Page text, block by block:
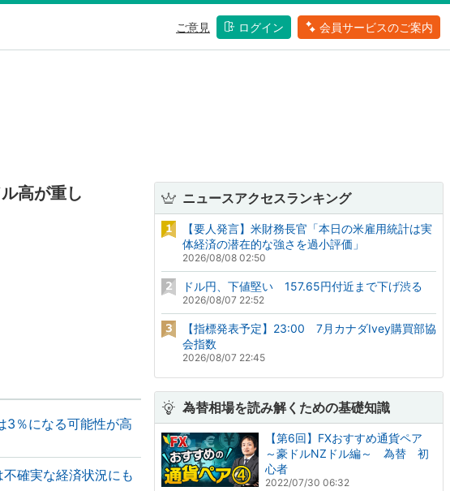
ご意見 ログイン 会員サービスのご案内
高が重し
3％になる可能性が高
確実な経済状況にも
ニュースアクセスランキング
【要人発言】米財務長官「本日の米雇用統計は実
体経済の潜在的な強さを過小評価」
2026/08/08 02:50
ドル円、下値堅い 157.65円付近まで下げ渋る
2026/08/07 22:52
【指標発表予定】23:00 7月カナダIvey購買部協
会指数
2026/08/07 22:45
為替相場を読み解くための基礎知識
【第6回】FXおすすめ通貨ペア
～豪ドルNZドル編～ 為替 初
心者
2022/07/30 06:32